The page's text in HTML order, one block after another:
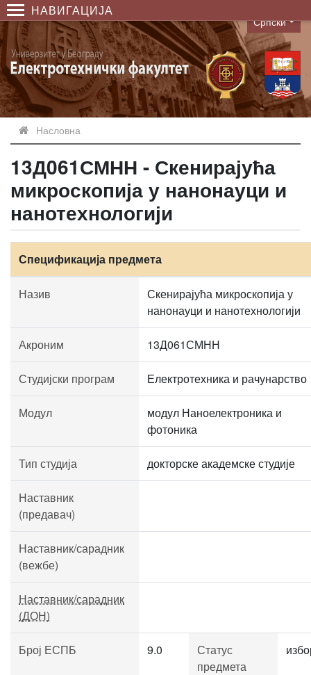
НАВИГАЦИЈА
Language
Српски
Насловна
13Д061СМНН - Скенирајућа
микроскопија у нанонауци и
нанотехнологији
Спецификација предмета
Назив
Скенирајућа микроскопија у
нанонауци и нанотехнологији
Акроним 13Д061СМНН
Студијски програм Електротехника и рачунарство
Модул
модул Наноелектроника и
фотоника
Тип студија докторске академске студије
Наставник
(предавач)
Наставник/сарадник
(вежбе)
Наставник/сарадник
(ДОН)
Број ЕСПБ 9.0
Статус
предмета